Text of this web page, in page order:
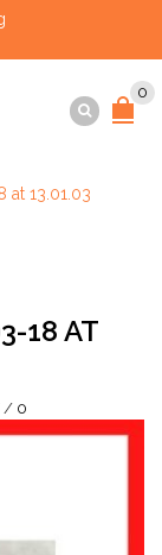
0
13.01.03
18 AT
/ 0